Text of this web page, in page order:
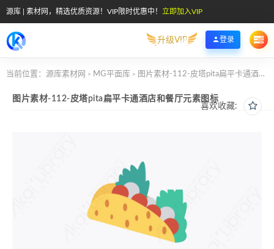
源库 | 素材网，精选优质资源！VIP限时优惠中！ 立即加入VIP
升级VIP 登录
当前位置： 源库素材网 > MG平面库 > 图片素材-112-皮塔pita扁平卡通酒店和餐厅元素图标
喜欢收藏:
图片素材-112-皮塔pita扁平卡通酒店和餐厅元素图标